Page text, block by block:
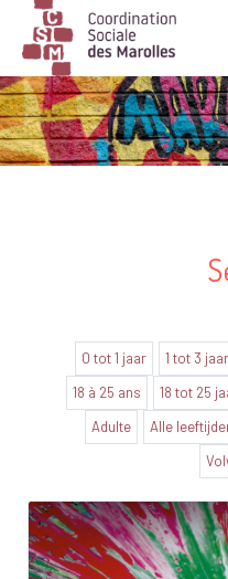
Main Navigation
0 tot 1 jaar 1 tot 3 jaar
18 à 25 ans
18 tot 25
Adulte
Alle